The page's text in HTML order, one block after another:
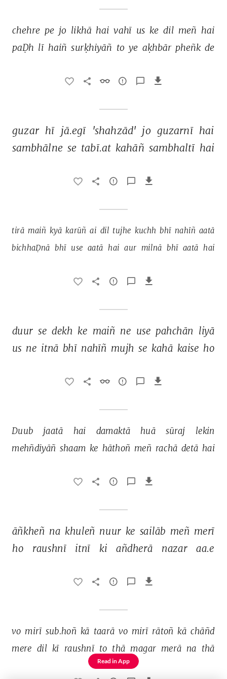
chehre pe jo likhā hai vahī us ke dil meñ hai
paḌh lī haiñ surḳhiyāñ to ye aḳhbār pheñk de
guzar hī jā.egī 'shahzād' jo guzarnī hai
sambhālne se tabī.at kahāñ sambhaltī hai
tirā maiñ kyā karūñ ai dil tujhe kuchh bhī nahīñ aatā
bichhaḌnā bhī use aatā hai aur milnā bhī aatā hai
duur se dekh ke maiñ ne use pahchān liyā
us ne itnā bhī nahīñ mujh se kahā kaise ho
Duub jaatā hai damaktā huā sūraj
lekin
mehñdiyāñ shaam ke hāthoñ meñ rachā detā hai
āñkheñ na khuleñ nuur ke sailāb meñ merī
ho
raushnī itnī ki añdherā nazar aa.e
vo mirī sub.hoñ kā taarā vo mirī rātoñ kā chāñd
mere dil kī raushnī to thā magar merā na thā
Read in App